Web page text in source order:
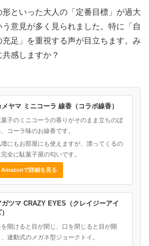
といった大人の「定番目標」が過大
意見が多く見られました。特に「自
足」を重視する声が目立ちます。み
感しますか？
メヤマ ミニコーラ 線香（コラボ線香）
子のミニコーラの香りがそのまま立ちのぼ
、コーラ味のお線香です。
にもお部屋にも使えますが、漂ってくるの
完全に駄菓子屋の匂いです。
Amazonで詳細を見る
ガツマ CRAZY EYES（クレイジーアイ
を開けると目が閉じ、口を閉じると目が開
、連動式のメガネ型ジョークトイ。